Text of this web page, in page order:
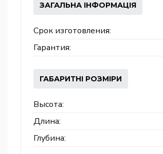
ЗАГАЛЬНА ІНФОРМАЦІЯ
Срок изготовления:
Гарантия:
ГАБАРИТНІ РОЗМІРИ
Высота:
Длина:
Глубина: